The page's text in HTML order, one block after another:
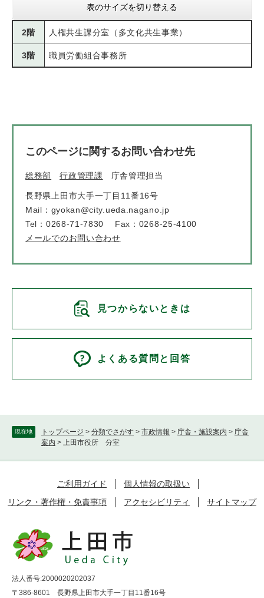
現在地 トップページ > 分類でさがす > 市政情報 > 庁舎・施設案内 > 庁舎
案内 > 上田市役所 分室
表のサイズを切り替える
2階 人権共生課分室（多文化共生事業）
3階 職員労働組合事務所
このページに関するお問い合わせ先
総務部 行政管理課 庁舎管理担当
長野県上田市大手一丁目11番16号
Mail：gyokan@city.ueda.nagano.jp
Tel：0268-71-7830
Fax：0268-25-4100
メールでのお問い合わせ
見つからないときは
よくある質問と回答
ご利用ガイド
個人情報の取扱い
リンク・著作権・免責事項
アクセシビリティ サイトマップ
法人番号:2000020202037
〒386-8601 長野県上田市大手一丁目11番16号